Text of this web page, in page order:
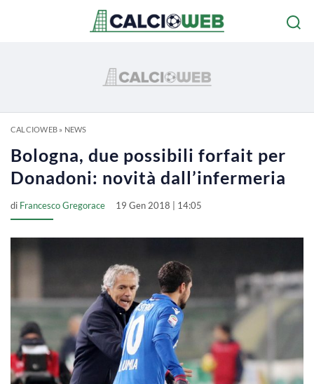
CALCIOWEB» NEWS
Bologna, due possibili forfait per
Donadoni: novità dall’infermeria
di Francesco Gregorace 19 Gen 2018 | 14:05